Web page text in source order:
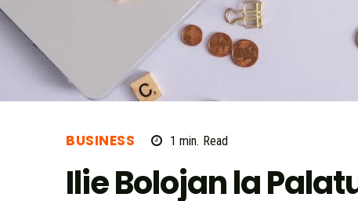
BUSINESS 1 min. Read
Ilie Bolojan la